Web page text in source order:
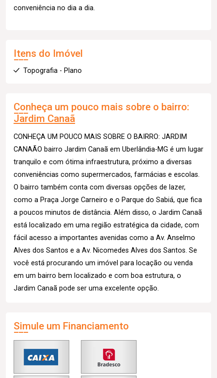
conveniência no dia a dia.
Itens do Imóvel
Topografia - Plano
Conheça um pouco mais sobre o bairro:
Jardim Canaã
CONHEÇA UM POUCO MAIS SOBRE O BAIRRO: JARDIM
CANAÃO bairro Jardim Canaã em Uberlândia-MG é um lugar
tranquilo e com ótima infraestrutura, próximo a diversas
conveniências como supermercados, farmácias e escolas.
O bairro também conta com diversas opções de lazer,
como a Praça Jorge Carneiro e o Parque do Sabiá, que fica
a poucos minutos de distância. Além disso, o Jardim Canaã
está localizado em uma região estratégica da cidade, com
fácil acesso a importantes avenidas como a Av. Anselmo
Alves dos Santos e a Av. Nicomedes Alves dos Santos. Se
você está procurando um imóvel para locação ou venda
em um bairro bem localizado e com boa estrutura, o
Jardim Canaã pode ser uma excelente opção.
Simule um Financiamento